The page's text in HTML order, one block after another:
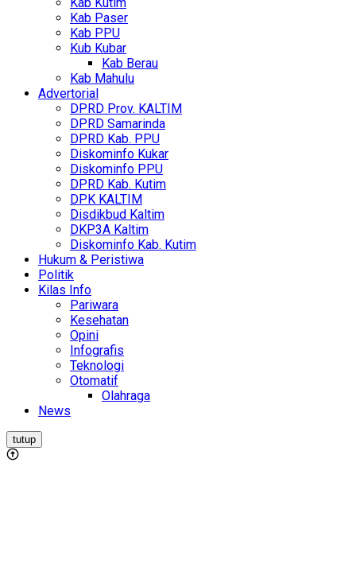
Kab Paser
Kab PPU
Kub Kubar
Kab Berau
Kab Mahulu
Advertorial
DPRD Prov. KALTIM
DPRD Samarinda
DPRD Kab. PPU
Diskominfo Kukar
Diskominfo PPU
DPRD Kab. Kutim
DPK KALTIM
Disdikbud Kaltim
DKP3A Kaltim
Diskominfo Kab. Kutim
Hukum & Peristiwa
Politik
Kilas Info
Pariwara
Kesehatan
Opini
Infografis
Teknologi
Otomatif
Olahraga
News
tutup